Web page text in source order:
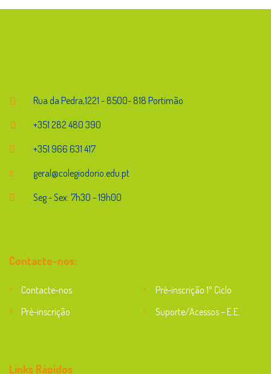
Rua da Pedra,1221 - 8500- 818 Portimão
+351 282 480 390
+351 966 631 417
geral@colegiodorio.edu.pt
Seg - Sex: 7h30 - 19h00
Contacte-nos:
Contacte-nos
Pré-inscrição 1º Ciclo
Pré-inscrição
Suporte/Acessos – E.E.
Links Rápidos